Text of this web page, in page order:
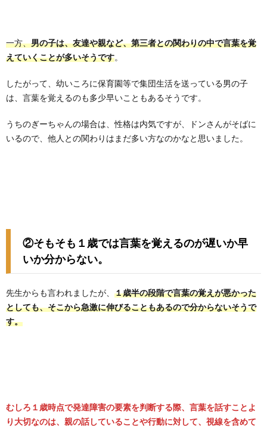
一方、男の子は、友達や親など、第三者との関わりの中で言葉を覚
えていくことが多いそうです。
したがって、幼いころに保育園等で集団生活を送っている男の子
は、言葉を覚えるのも多少早いこともあるそうです。
うちのぎーちゃんの場合は、性格は内気ですが、ドンさんがそばに
いるので、他人との関わりはまだ多い方なのかなと思いました。
②そもそも１歳では言葉を覚えるのが遅いか早
いか分からない。
先生からも言われましたが、 １歳半の段階で言葉の覚えが悪かった
としても、そこから急激に伸びることもあるので分からないそうで
す。
むしろ１歳時点で発達障害の要素を判断する際、言葉を話すことよ
り大切なのは、親の話していることや行動に対して、視線を含めて